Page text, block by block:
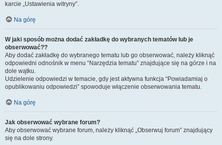
karcie „Ustawienia witryny”.
Na górę
W jaki sposób można dodać zakładkę do wybranych tematów lub je
obserwować??
Aby dodać zakładkę do wybranego tematu lub go obserwować, należy kliknąć
odpowiedni odnośnik w menu “Narzędzia tematu” znajdujące się na górze i na
dole wątku.
Udzielenie odpowiedzi w temacie, gdy jest aktywna funkcja “Powiadamiaj o
opublikowaniu odpowiedzi” spowoduje włączenie obserwowania tematu.
Na górę
Jak obserwować wybrane forum?
Aby obserwować wybrane forum, należy kliknąć „Obserwuj forum” znajdujący
się na dole strony.